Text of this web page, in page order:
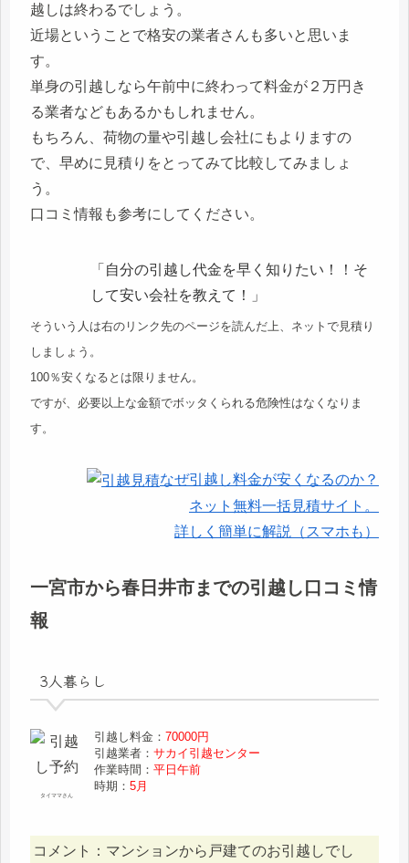
越しは終わるでしょう。
近場ということで格安の業者さんも多いと思いま
す。
単身の引越しなら午前中に終わって料金が２万円き
る業者などもあるかもしれません。
もちろん、荷物の量や引越し会社にもよりますの
で、早めに見積りをとってみて比較してみましょ
う。
口コミ情報も参考にしてください。
「自分の引越し代金を早く知りたい！！そ
して安い会社を教えて！」
そういう人は右のリンク先のページを読んだ上、ネットで見積り
しましょう。
100％安くなるとは限りません。
ですが、必要以上な金額でボッタくられる危険性はなくなりま
す。
なぜ引越し料金が安くなるのか？
ネット無料一括見積サイト。
詳しく簡単に解説（スマホも）
一宮市から春日井市までの引越し口コミ情
報
3人暮らし
タイママさん
引越し料金：70000円
引越業者：サカイ引越センター
作業時間：平日午前
時期：5月
コメント：マンションから戸建てのお引越しでし